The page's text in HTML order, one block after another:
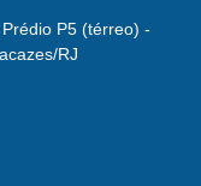
P5 (térreo) -
RJ